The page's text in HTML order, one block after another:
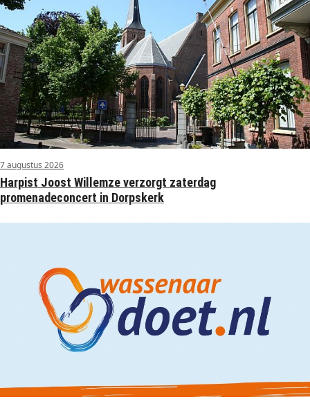
7 augustus 2026
Harpist Joost Willemze verzorgt zaterdag
promenadeconcert in Dorpskerk